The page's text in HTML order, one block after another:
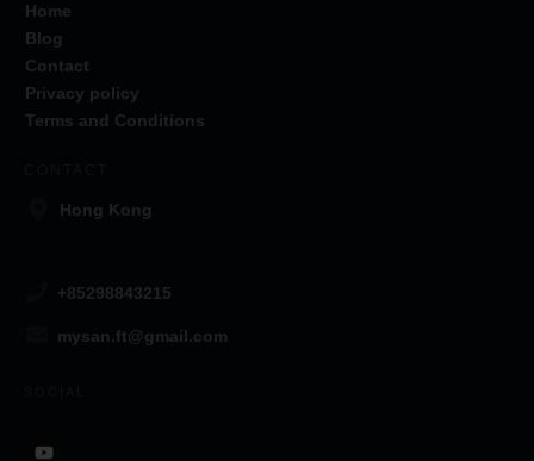
Home
Blog
Contact
Privacy policy
Terms and Conditions
Hong Kong
+85298843215
mysan.ft@gmail.com